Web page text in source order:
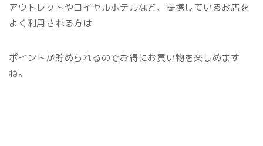
アウトレットやロイヤルホテルなど、提携しているお店を
よく利用される方は
ポイントが貯められるのでお得にお買い物を楽しめます
ね。